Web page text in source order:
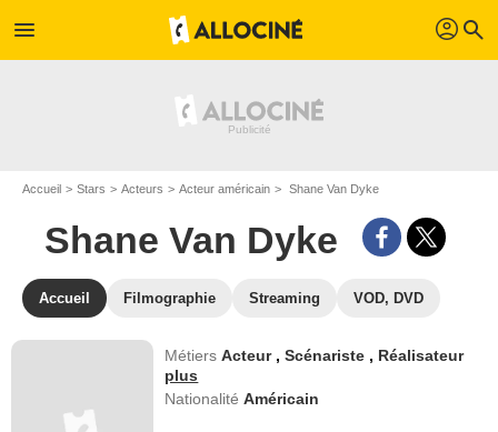
menu profil search
Accueil Stars Acteurs Acteur américain Shane Van Dyke
Shane Van Dyke
Accueil Filmographie Streaming VOD, DVD
MétiersActeur ,Scénariste , Réalisateur
plus
NationalitéAméricain